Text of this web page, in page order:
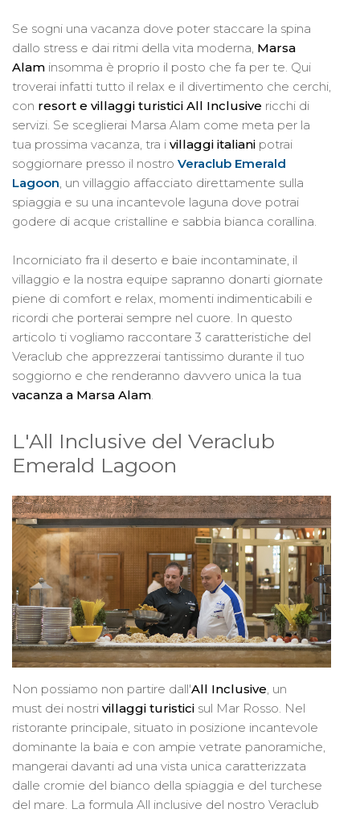
Se sogni una vacanza dove poter staccare la spina
dallo stress e dai ritmi della vita moderna, Marsa
Alam insomma è proprio il posto che fa per te. Qui
troverai infatti tutto il relax e il divertimento che cerchi,
con resort e villaggi turistici All Inclusive ricchi di
servizi. Se sceglierai Marsa Alam come meta per la
tua prossima vacanza, tra i villaggi italiani potrai
soggiornare presso il nostro Veraclub Emerald
Lagoon, un villaggio affacciato direttamente sulla
spiaggia e su una incantevole laguna dove potrai
godere di acque cristalline e sabbia bianca corallina.
Incorniciato fra il deserto e baie incontaminate, il
villaggio e la nostra equipe sapranno donarti giornate
piene di comfort e relax, momenti indimenticabili e
ricordi che porterai sempre nel cuore. In questo
articolo ti vogliamo raccontare 3 caratteristiche del
Veraclub che apprezzerai tantissimo durante il tuo
soggiorno e che renderanno davvero unica la tua
vacanza a Marsa Alam.
L'All Inclusive del Veraclub
Emerald Lagoon
Non possiamo non partire dall'All Inclusive , un
must dei nostri villaggi turistici sul Mar Rosso. Nel
ristorante principale, situato in posizione incantevole
dominante la baia e con ampie vetrate panoramiche,
mangerai davanti ad una vista unica caratterizzata
dalle cromie del bianco della spiaggia e del turchese
del mare. La formula All inclusive del nostro Veraclub